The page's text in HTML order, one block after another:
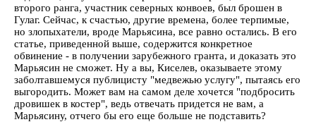
второго ранга, участник северных конвоев, был брошен в
Гулаг. Сейчас, к счастью, другие времена, более терпимые,
но злопыхатели, вроде Марьясина, все равно остались. В его
статье, приведенной выше, содержится конкретное
обвинение - в получении зарубежного гранта, и доказать это
Марьясин не сможет. Ну а вы, Киселев, оказываете этому
заболтавшемуся публицисту "медвежью услугу", пытаясь его
выгородить. Может вам на самом деле хочется "подбросить
дровишек в костер", ведь отвечать придется не вам, а
Марьясину, отчего бы его еще больше не подставить?